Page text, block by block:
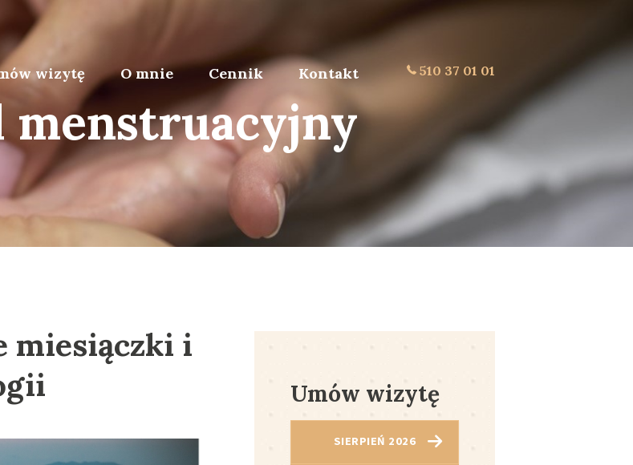
wizytę O mnie Cennik Kontakt 510 37 01 01
menstruacyjny
miesiączki i
Umów wizytę
SIERPIEŃ 2026